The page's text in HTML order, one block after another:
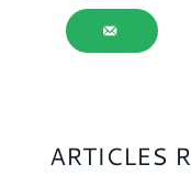
ARTICLES